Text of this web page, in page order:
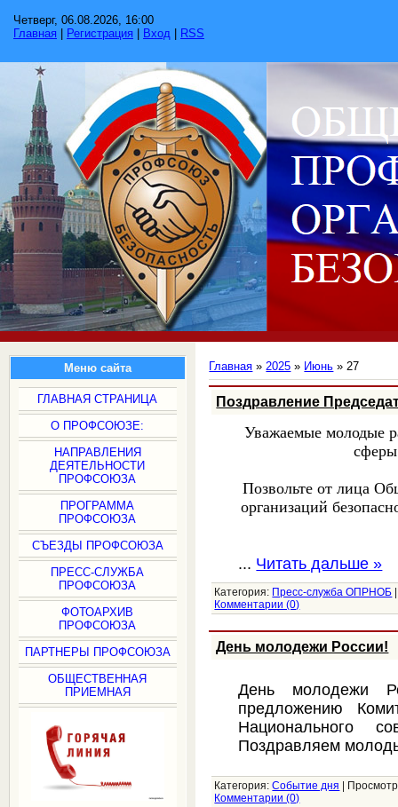
Четверг, 06.08.2026, 16:00
Главная
Регистрация Вход RSS
Меню сайта
ГЛАВНАЯ СТРАНИЦА
О ПРОФСОЮЗЕ:
НАПРАВЛЕНИЯ
ДЕЯТЕЛЬНОСТИ
ПРОФСОЮЗА
ПРОГРАММА
ПРОФСОЮЗА
СЪЕЗДЫ ПРОФСОЮЗА
ПРЕСС-СЛУЖБА
ПРОФСОЮЗА
ФОТОАРХИВ
ПРОФСОЮЗА
ПАРТНЕРЫ ПРОФСОЮЗА
ОБЩЕСТВЕННАЯ
ПРИЕМНАЯ
Главная »2025 » Июнь » 27
Поздравление
Уважаемые молодые
сферы
Позвольте от лица
организаций
... Читать дальше »
Категория: Пресс-служба ОПРНОБ
Комментарии (0)
День молодежи России!
День молодежи
предложению
Национального
Поздравляем
Категория: Событие дня
Комментарии (0)